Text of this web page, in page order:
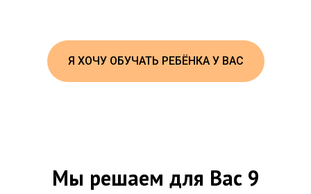
Я ХОЧУ ОБУЧАТЬ РЕБЁНКА У ВАС
Мы решаем для Вас 9